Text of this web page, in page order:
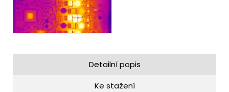
Detailní popis
Ke stažení